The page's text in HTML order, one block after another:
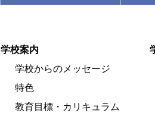
学校案内
学校からのメッセージ
特色
教育目標・カリキュラム